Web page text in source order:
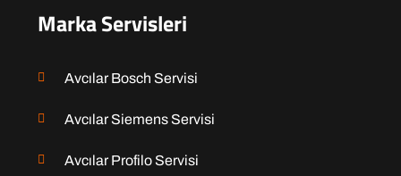
Marka Servisleri
Avcılar Bosch Servisi
Avcılar Siemens Servisi
Avcılar Profilo Servisi